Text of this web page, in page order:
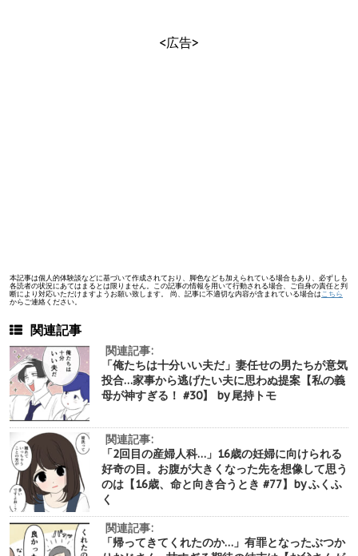
<広告>
本記事は個人的体験談などに基づいて作成されており、脚色なども加えられている場合もあり、必ずしも
各読者の状況にあてはまるとは限りません。この記事の情報を用いて行動される場合、ご自身の責任と判
断により対応いただけますようお願い致します。 尚、記事に不適切な内容が含まれている場合は こちら
からご連絡ください。
関連記事
関連記事:
「俺たちは十分いい夫だ」妻任せの男たちが意気
投合…家事から逃げたい夫に思わぬ提案【私の義
母が神すぎる！ #30】 by 尾持トモ
関連記事:
「2回目の産婦人科…」16歳の妊婦に向けられる
好奇の目。お腹が大きくなった先を想像して思う
のは【16歳、命と向き合うとき #77】by ふくふ
く
関連記事:
「帰ってきてくれたのか…」有罪となったぶつか